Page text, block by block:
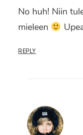
No huh! Niin
mieleen
REPLY